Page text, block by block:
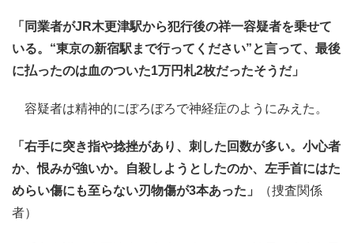
「同業者がJR木更津駅から犯行後の祥一容疑者を乗せて
いる。“東京の新宿駅まで行ってください”と言って、最後
に払ったのは血のついた1万円札2枚だったそうだ」
容疑者は精神的にぼろぼろで神経症のようにみえた。
「右手に突き指や捻挫があり、刺した回数が多い。小心者
か、恨みが強いか。自殺しようとしたのか、左手首にはた
めらい傷にも至らない刃物傷が3本あった」
（捜査関係
者）